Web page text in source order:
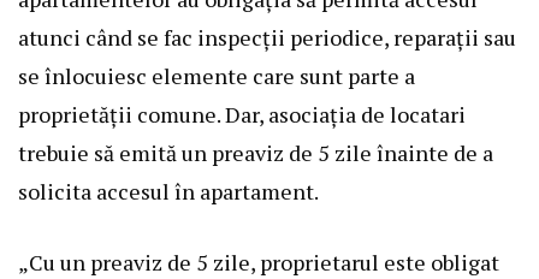
atunci când se fac inspecții periodice, reparații sau
se înlocuiesc elemente care sunt parte a
proprietății comune. Dar, asociația de locatari
trebuie să emită un preaviz de 5 zile înainte de a
solicita accesul în apartament.
„Cu un preaviz de 5 zile, proprietarul este obligat